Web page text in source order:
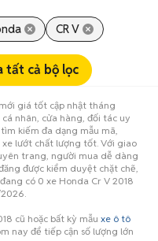
CR V
tất cả bộ lọc
giá tốt cập nhật tháng
nhân, cửa hàng, đối tác uy
kiếm đa dạng mẫu mã,
xe lướt chất lượng tốt. Với giao
trang, người mua dễ dàng
được kiểm duyệt chặt chẽ,
có 0 xe Honda Cr V 2018
cũ hoặc bất kỳ mẫuxe ô tô
nay để tiếp cận số lượng lớn